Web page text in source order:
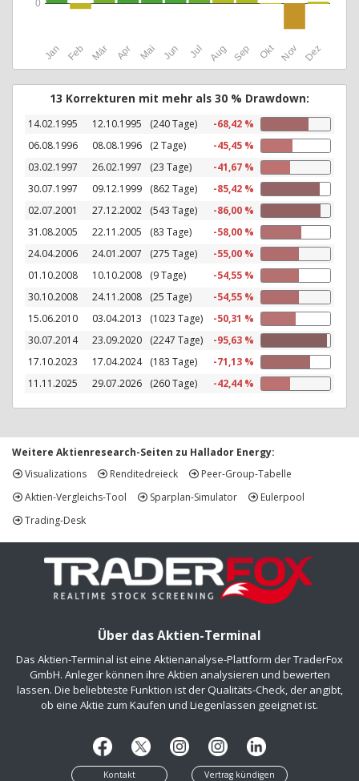
Jan Feb Mär Apr Mai Jun Jul Aug Sep Okt Nov Dez
0
13 Korrekturen mit mehr als 30 % Drawdown:
14.02.1995 12.10.1995 (240 Tage)
-68,42 %
06.08.1996
08.08.1996 (2 Tage)
-45,45 %
03.02.1997
26.02.1997 (23 Tage)
-41,67 %
30.07.1997
09.12.1999 (862 Tage)
-85,42 %
02.07.2001
27.12.2002 (543 Tage)
-86,00 %
31.08.2005
22.11.2005 (83 Tage)
-58,00 %
24.04.2006
24.01.2007 (275 Tage)
-55,00 %
01.10.2008
10.10.2008 (9 Tage)
-54,55 %
30.10.2008
24.11.2008 (25 Tage)
-54,55 %
15.06.2010
03.04.2013 (1023 Tage)
-50,31 %
30.07.2014
23.09.2020 (2247 Tage)
-95,63 %
17.10.2023
17.04.2024 (183 Tage)
-71,13 %
11.11.2025
29.07.2026 (260 Tage) -42,44 %
Weitere Aktienresearch-Seiten zu Hallador Energy:
Visualizations
Renditedreieck
Peer-Group-Tabelle
Aktien-Vergleichs-Tool
Sparplan-Simulator
Eulerpool
Trading-Desk
Über das Aktien-Terminal
Das Aktien-Terminal ist eine Aktienanalyse-Plattform der TraderFox
GmbH. Anleger können ihre Aktien analysieren und bewerten
lassen. Die beliebteste Funktion ist der Qualitäts-Check, der angibt,
ob eine Aktie zum Kaufen und Liegenlassen geeignet ist.
Kontakt Vertrag kündigen